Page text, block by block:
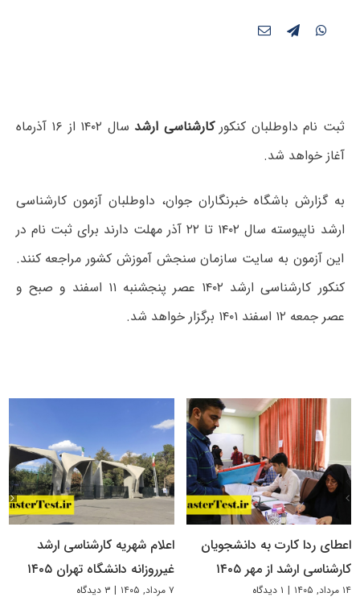
ثبت نام داوطلبان کنکورکارشناسی ارشد
سال ۱۴۰۲ از ۱۶ آذرماه
آغاز خواهد شد.
به گزارش باشگاه خبرنگاران جوان، داوطلبان آزمون کارشناسی
ارشد ناپیوسته سال ۱۴۰۲ تا ۲۲ آذر مهلت دارند برای ثبت نام در
این آزمون به سایت سازمان سنجش آموزش کشور مراجعه کنند.
کنکور کارشناسی ارشد ۱۴۰۲ عصر پنجشنبه ۱۱ اسفند و صبح و
عصر جمعه ۱۲ اسفند ۱۴۰۱ برگزار خواهد شد.
اعطای ردا کارت به دانشجویان
کارشناسی ارشد از مهر ۱۴۰۵
۱۴ مرداد, ۱۴۰۵ | ۱ دیدگاه
اعلام شهریه کارشناسی ارشد
غیرروزانه دانشگاه تهران ۱۴۰۵
۷ مرداد, ۱۴۰۵ | ۳ دیدگاه